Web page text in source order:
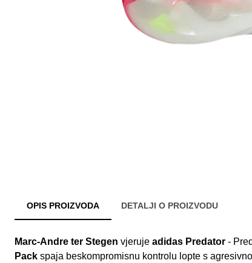
OPIS PROIZVODA DETALJI O PROIZVODU
Marc-Andre ter Stegen vjeruje adidas Predator -
Pack spaja beskompromisnu kontrolu lopte s